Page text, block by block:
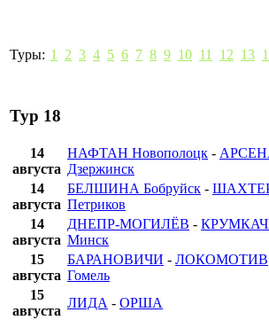
Туры: 1 2 3 4 5 6 7 8 9 10 11 12 13
Тур 18
14
августа
НАФТАН Новополоцк -
Дзержинск
14
августа
БЕЛШИНА Бобруйск -
Петриков
14
августа
ДНЕПР-МОГИЛЁВ -
Минск
15
августа
БАРАНОВИЧИ - ЛОКОМОТИВ
Гомель
15
августа
ЛИДА - ОРША